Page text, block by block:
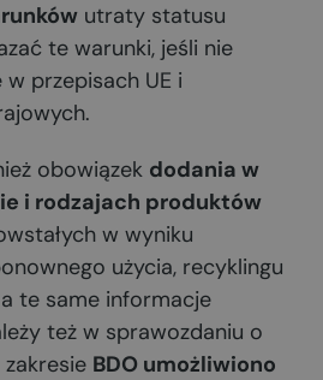
utraty statusu
te warunki, jeśli nie
przepisach UE i
obowiązek dodania w
i rodzajach produktów
w wyniku
użycia, recyklingu
te same informacje
też w sprawozdaniu o
BDO umożliwiono